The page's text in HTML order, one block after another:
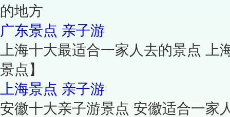
的地方
广东景点 亲子游
上海十大最适合一家人去的景点 上
景点】
上海景点 亲子游
安徽十大亲子游景点 安徽适合一家